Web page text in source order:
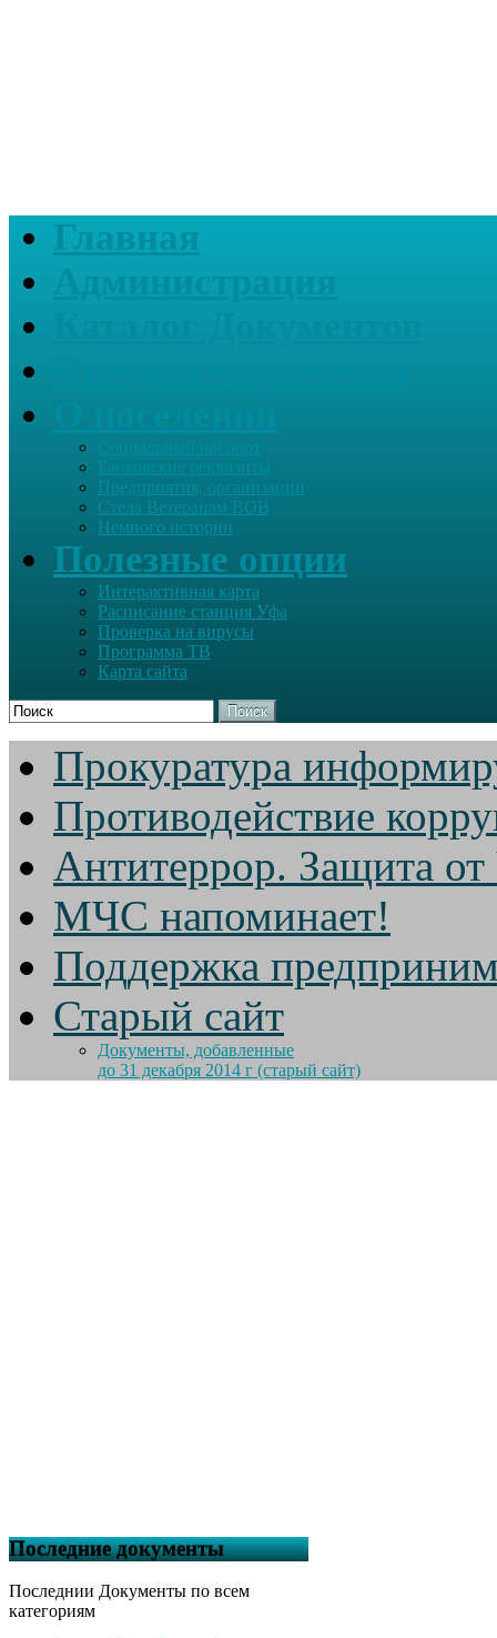
Главная
Банковские реквизиты
Предприятия, организации
Стела Ветеранам ВОВ
Немного истории
Полезные опции
Интерактивная карта
Расписание станция Уфа
Проверка на вирусы
Программа ТВ
Карта сайта
Поиск
Прокуратура
Противодействие
Антитеррор. Защита
МЧС напоминает!
Поддержка
Старый сайт
Документы, добавленные
до 31 декабря 2014 г (старый сайт)
Последние документы
Последнии Документы по всем
категориям